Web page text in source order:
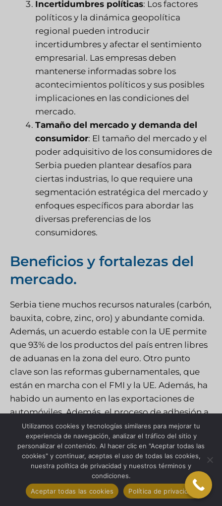
Incertidumbres políticas: Los factores
políticos y la dinámica geopolítica
regional pueden introducir
incertidumbres y afectar el sentimiento
empresarial. Las empresas deben
mantenerse informadas sobre los
acontecimientos políticos y sus posibles
implicaciones en las condiciones del
mercado.
Tamaño del mercado y demanda del
consumidor: El tamaño del mercado y el
poder adquisitivo de los consumidores de
Serbia pueden plantear desafíos para
ciertas industrias, lo que requiere una
segmentación estratégica del mercado y
enfoques específicos para abordar las
diversas preferencias de los
consumidores.
Beneficios y fortalezas del
mercado.
Serbia tiene muchos recursos naturales (carbón,
bauxita, cobre, zinc, oro) y abundante comida.
Además, un acuerdo estable con la UE permite
que 93% de los productos del país entren libres
de aduanas en la zona del euro. Otro punto
clave son las reformas gubernamentales, que
están en marcha con el FMI y la UE. Además, ha
habido un aumento en las exportaciones de
automóviles. Además, el proceso de adhesión a
la UE está en marcha.
Razones para hacer crecer
tu negocio en el mercado.
La nación tiene las mejores escuelas, incluidas
Utilizamos cookies y tecnologías similares para mejorar tu
experiencia de navegación, analizar el tráfico del sitio y
personalizar el contenido. Al hacer clic en "Aceptar todas las
cookies" y continuar, aceptas el uso de todas las cookies,
nuestra política de privacidad y nuestros términos y
condiciones.
Aceptar todas las cookies
Política de privacidad